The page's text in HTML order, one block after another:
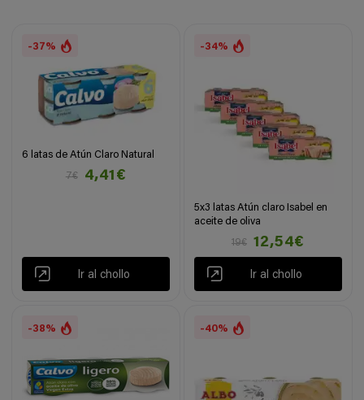
-37%
6 latas de Atún Claro Natural
7€
4,41€
Ir al chollo
-34%
5x3 latas Atún claro Isabel en
aceite de oliva
19€
12,54€
Ir al chollo
-38% -40%